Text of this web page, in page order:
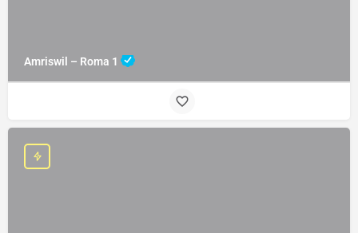
Amriswil – Roma 1